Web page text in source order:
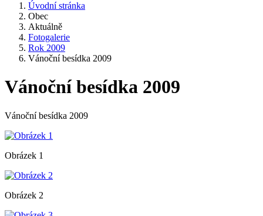
Úvodní stránka
Obec
Aktuálně
Fotogalerie
Rok 2009
Vánoční besídka 2009
Vánoční besídka 2009
Vánoční besídka 2009
Obrázek 1
Obrázek 2